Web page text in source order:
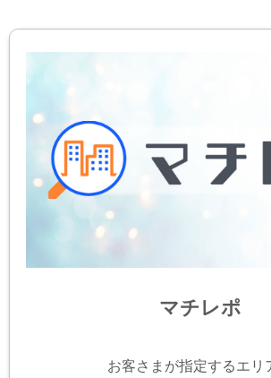
マチレポ
お客さまが指定するエリ